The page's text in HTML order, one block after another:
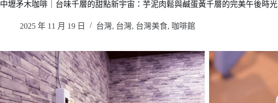
中壢矛木咖啡｜台味千層的甜點新宇宙：芋泥肉鬆與鹹蛋黃千層的完美午後時光
2025 年 11 月 19 日 台灣, 台灣, 台灣美食, 咖啡館